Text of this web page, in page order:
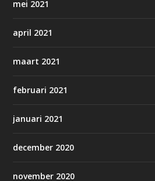
mei 2021
april 2021
maart 2021
februari 2021
januari 2021
december 2020
november 2020